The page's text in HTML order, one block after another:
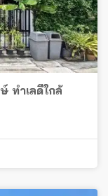
ทำเลดีใกล้